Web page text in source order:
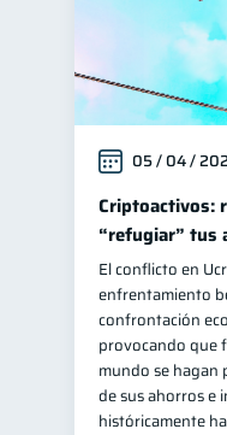
05 / 04 /
Criptoactivos:
“refugiar” tus
El conflicto en
enfrentamiento
confrontación
provocando que
mundo se hagan
de sus ahorros e
históricamente